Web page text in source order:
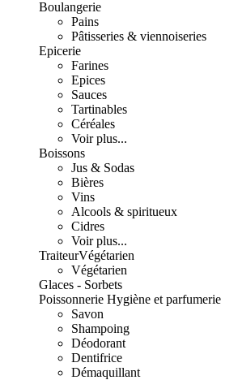
Boulangerie
Pains
Pâtisseries & viennoiseries
Epicerie
Farines
Epices
Sauces
Tartinables
Céréales
Voir plus...
Boissons
Jus & Sodas
Bières
Vins
Alcools & spiritueux
Cidres
Voir plus...
TraiteurVégétarien
Végétarien
Glaces - Sorbets
Poissonnerie Hygiène et parfumerie
Savon
Shampoing
Déodorant
Dentifrice
Démaquillant